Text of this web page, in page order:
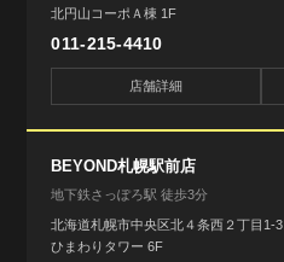
北円山コーポＡ棟 1F
011-215-4410
店舗詳細
BEYOND札幌駅前店
地下鉄さっぽろ駅 徒歩3分
北海道札幌市中央区北４条西２丁目1-3
ひまわりタワー 6F